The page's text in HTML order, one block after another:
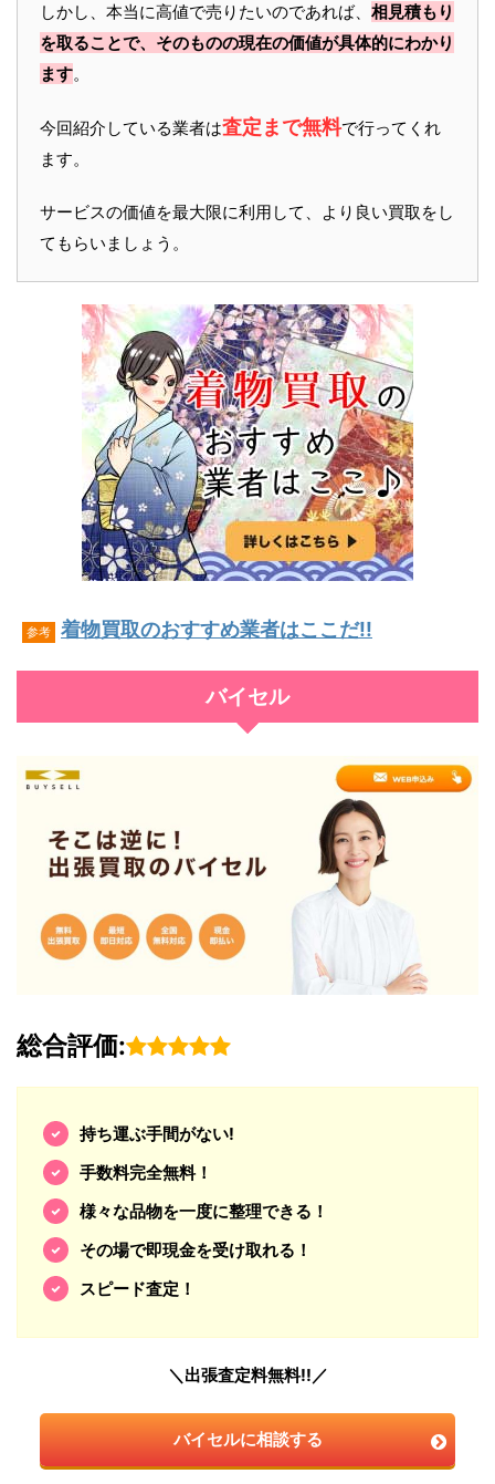
しかし、本当に高値で売りたいのであれば、 相見積もり
を取ることで、そのものの現在の価値が具体的にわかり
ます。
今回紹介している業者は査定まで無料で行ってくれ
ます。
サービスの価値を最大限に利用して、より良い買取をし
てもらいましょう。
参考 着物買取のおすすめ業者はここだ!!
バイセル
総合評価:
持ち運ぶ手間がない!
手数料完全無料！
様々な品物を一度に整理できる！
その場で即現金を受け取れる！
スピード査定！
＼出張査定料無料!!／
バイセルに相談する